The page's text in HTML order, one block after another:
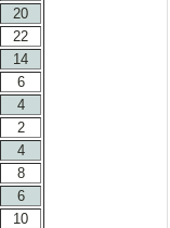
20
22
14
6
4
2
4
8
6
10